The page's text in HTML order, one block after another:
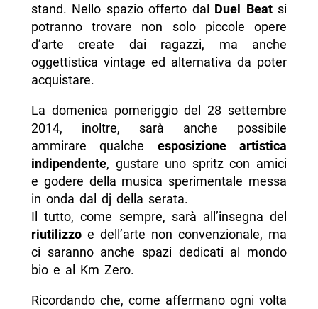
stand. Nello spazio offerto dal Duel Beatsi
potranno trovare non solo piccole opere
d’arte create dai ragazzi, ma anche
oggettistica vintage ed alternativa da poter
acquistare.
La domenica pomeriggio del 28 settembre
2014, inoltre, sarà anche possibile
ammirare qualche esposizione artistica
indipendente, gustare uno spritz con amici
e godere della musica sperimentale messa
in onda dal dj della serata.
Il tutto, come sempre, sarà all’insegna del
riutilizzoe dell’arte non convenzionale, ma
ci saranno anche spazi dedicati al mondo
bio e al Km Zero.
Ricordando che, come affermano ogni volta